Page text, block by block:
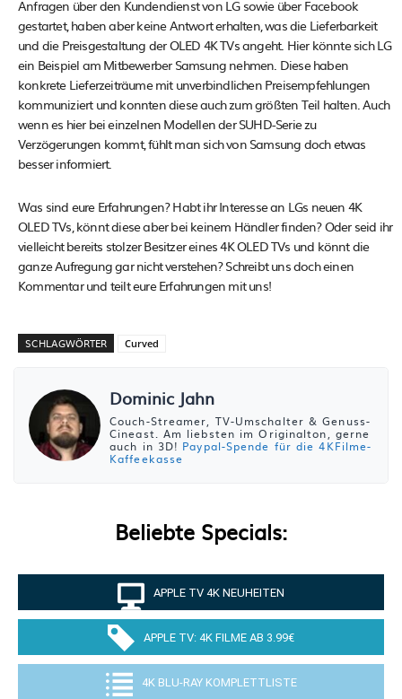
Anfragen über den Kundendienst von LG sowie über Facebook
gestartet, haben aber keine Antwort erhalten, was die Lieferbarkeit
und die Preisgestaltung der OLED 4K TVs angeht. Hier könnte sich LG
ein Beispiel am Mitbewerber Samsung nehmen. Diese haben
konkrete Lieferzeiträume mit unverbindlichen Preisempfehlungen
kommuniziert und konnten diese auch zum größten Teil halten. Auch
wenn es hier bei einzelnen Modellen der SUHD-Serie zu
Verzögerungen kommt, fühlt man sich von Samsung doch etwas
besser informiert.
Was sind eure Erfahrungen? Habt ihr Interesse an LGs neuen 4K
OLED TVs, könnt diese aber bei keinem Händler finden? Oder seid ihr
vielleicht bereits stolzer Besitzer eines 4K OLED TVs und könnt die
ganze Aufregung gar nicht verstehen? Schreibt uns doch einen
Kommentar und teilt eure Erfahrungen mit uns!
SCHLAGWÖRTER Curved
Dominic Jahn
Couch-Streamer, TV-Umschalter & Genuss-
Cineast. Am liebsten im Originalton, gerne
auch in 3D! Paypal-Spende für die 4KFilme-
Kaffeekasse
Beliebte Specials:
APPLE TV 4K NEUHEITEN
APPLE TV: 4K FILME AB 3.99€
4K BLU-RAY KOMPLETTLISTE